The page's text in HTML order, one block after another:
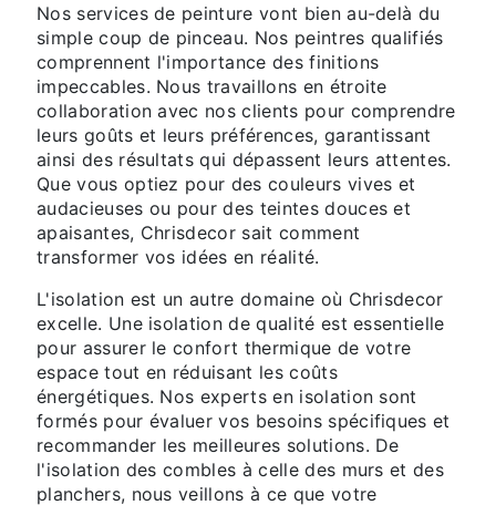
Nos services de peinture vont bien au-delà du
simple coup de pinceau. Nos peintres qualifiés
comprennent l'importance des finitions
impeccables. Nous travaillons en étroite
collaboration avec nos clients pour comprendre
leurs goûts et leurs préférences, garantissant
ainsi des résultats qui dépassent leurs attentes.
Que vous optiez pour des couleurs vives et
audacieuses ou pour des teintes douces et
apaisantes, Chrisdecor sait comment
transformer vos idées en réalité.
L'isolation est un autre domaine où Chrisdecor
excelle. Une isolation de qualité est essentielle
pour assurer le confort thermique de votre
espace tout en réduisant les coûts
énergétiques. Nos experts en isolation sont
formés pour évaluer vos besoins spécifiques et
recommander les meilleures solutions. De
l'isolation des combles à celle des murs et des
planchers, nous veillons à ce que votre